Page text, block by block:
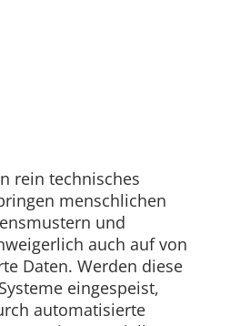
rein technisches
menschlichen
und
auch auf von
Daten. Werden diese
eingespeist,
automatisierte